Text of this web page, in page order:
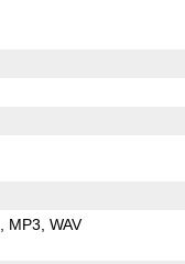
MP3 WAV